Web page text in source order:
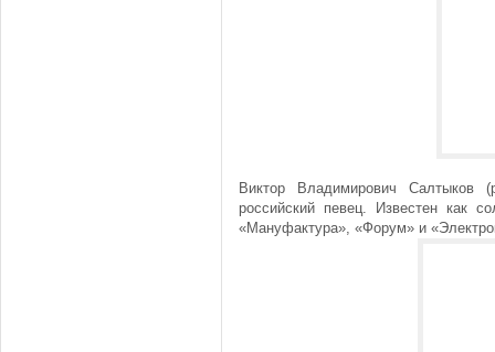
Виктор Владимирович
российский певец. Известен как
«Мануфактура», «Форум» и